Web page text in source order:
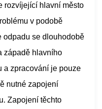
rozvíjející hlavní město
v podobě
odpadu se dlouhodobě
západě hlavního
a zpracování je pouze
nutné zapojení
Zapojení těchto